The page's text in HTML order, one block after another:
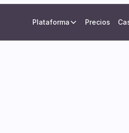
Plataforma Precios